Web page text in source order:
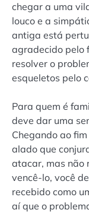
chegar a uma
louco e a
antiga está
agradecido pelo
resolver o
esqueletos pelo
Para quem é
deve dar uma
Chegando ao
alado que
atacar, mas não
vencê-lo, você
recebido como
aí que o